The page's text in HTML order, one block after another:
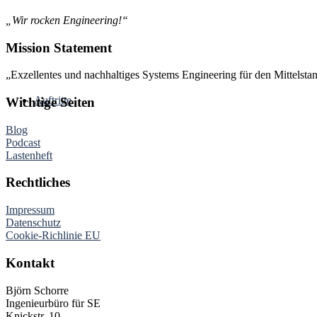
Auftritte
„Wir rocken Engineering!“
Mission Statement
„Exzellentes und nachhaltiges Systems Engineering für den
Wichtige Seiten
Blog
Podcast
Lastenheft
Rechtliches
Impressum
Datenschutz
Cookie-Richlinie EU
Kontakt
Björn Schorre
Ingenieurbüro für SE